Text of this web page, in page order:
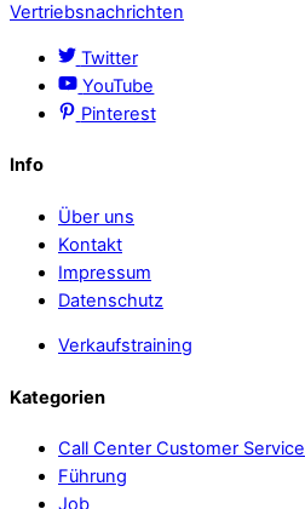
Vertriebsnachrichten
Twitter
YouTube
Pinterest
Info
Über uns
Kontakt
Impressum
Datenschutz
Verkaufstraining
Kategorien
Call Center Customer Service
Führung
Job